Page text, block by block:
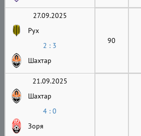
27.09.2025
Рух
2 : 3
Шахтар
90
21.09.2025
Шахтар
4 : 0
Зоря